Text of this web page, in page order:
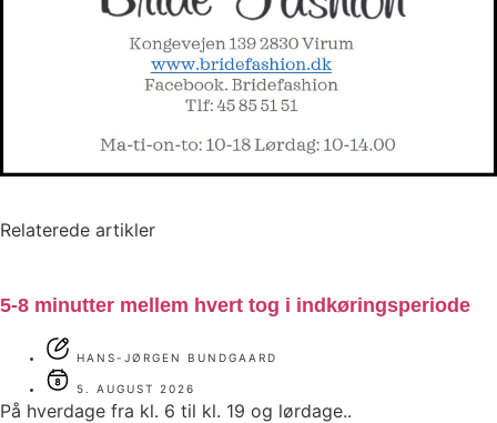
Relaterede artikler
5-8 minutter mellem hvert tog i indkøringsperiode
HANS-JØRGEN BUNDGAARD
5. AUGUST 2026
På hverdage fra kl. 6 til kl. 19 og lørdage..